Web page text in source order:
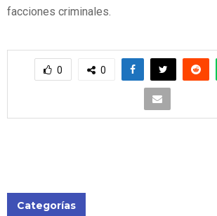
facciones criminales.
0 0
Categorías